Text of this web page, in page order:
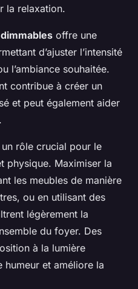
la relaxation.
offre une
d’ajuster l’intensité
l’ambiance souhaitée.
contribue à créer un
et peut également aider
un rôle crucial pour le
physique. Maximiser la
les meubles de manière
ou en utilisant des
légèrement la
du foyer. Des
à la lumière
humeur et améliore la